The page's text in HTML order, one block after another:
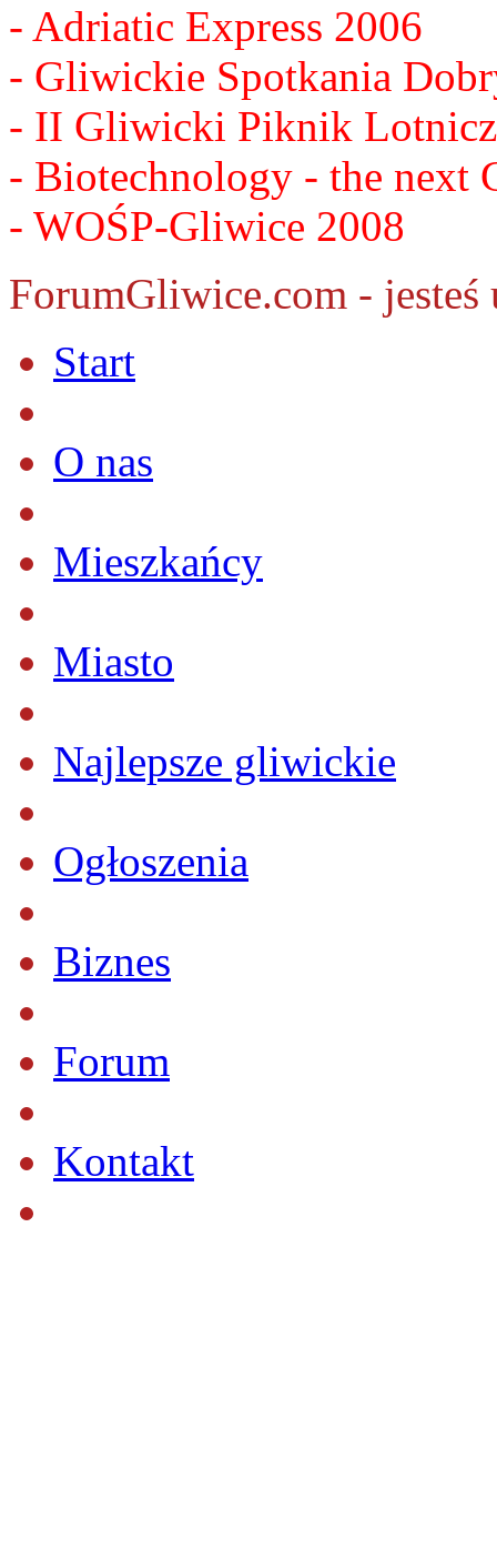
- Adriatic Express 2006
- Gliwickie Spotkania
- II Gliwicki Piknik
- Biotechnology - the next
- WOŚP-Gliwice 2008
ForumGliwice.com - jesteś
Start
O nas
Mieszkańcy
Miasto
Najlepsze gliwickie
Ogłoszenia
Biznes
Forum
Kontakt